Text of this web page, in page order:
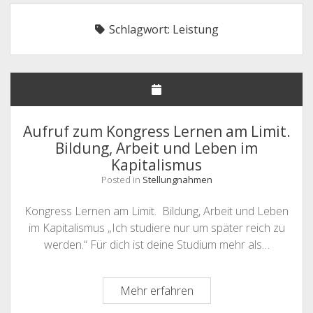
STELLUNGNAHMEN
MITGLIEDER
Offene
Down-
Menü
SATZUNG
GESCHÄFTSORDNUNG
LINKS & FAQ
Offene
Drop-
Down-
Menü
LINKS
FAQ
KONTAKT & IMPRESSUM
Schlagwort: Leistung
Aufruf zum Kongress Lernen am Limit.
Bildung, Arbeit und Leben im
Kapitalismus
Posted in Stellungnahmen
Kongress Lernen am Limit. Bildung, Arbeit und Leben
im Kapitalismus „Ich studiere nur um später reich zu
werden.“ Für dich ist deine Studium mehr als…
Mehr erfahrenAufruf
zum